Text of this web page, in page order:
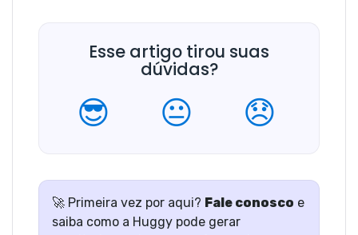
Esse artigo tirou suas
dúvidas?
😎 😐 😞
🚀 Primeira vez por aqui? Fale conosco e
saiba como a Huggy pode gerar